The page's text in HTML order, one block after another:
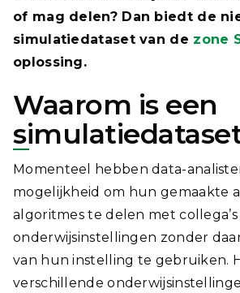
of mag delen? Dan biedt de
simulatiedataset van de zone
oplossing.
Waarom is een
Momenteel hebben data-
mogelijkheid om hun gemaakte
algoritmes te delen met
onderwijsinstellingen zonder
van hun instelling te gebruiken.
verschillende